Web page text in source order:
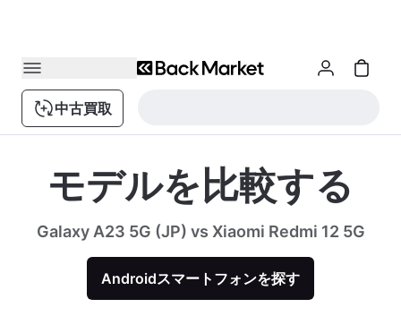
中古買取
モデルを比較する
Galaxy A23 5G (JP) vs Xiaomi Redmi 12 5G
Androidスマートフォンを探す